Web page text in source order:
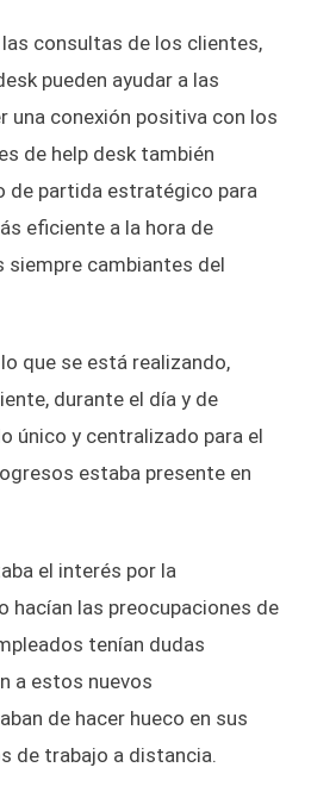
consultas de los clientes,
pueden ayudar a las
una conexión positiva con los
de help desk también
de partida estratégico para
eficiente a la hora de
siempre cambiantes del
que se está realizando,
durante el día y de
único y centralizado para el
estaba presente en
el interés por la
hacían las preocupaciones de
tenían dudas
a estos nuevos
de hacer hueco en sus
de trabajo a distancia.